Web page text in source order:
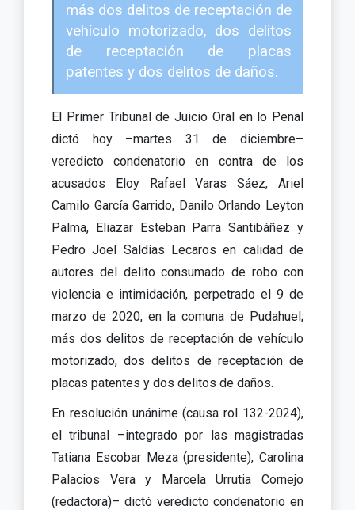
más dos delitos de receptación de
vehículo motorizado, dos delitos
de receptación de placas
patentes y dos delitos de daños.
El Primer Tribunal de Juicio Oral en lo Penal
dictó hoy –martes 31 de diciembre–
veredicto condenatorio en contra de los
acusados Eloy Rafael Varas Sáez, Ariel
Camilo García Garrido, Danilo Orlando Leyton
Palma, Eliazar Esteban Parra Santibáñez y
Pedro Joel Saldías Lecaros en calidad de
autores del delito consumado de robo con
violencia e intimidación, perpetrado el 9 de
marzo de 2020, en la comuna de Pudahuel;
más dos delitos de receptación de vehículo
motorizado, dos delitos de receptación de
placas patentes y dos delitos de daños.
En resolución unánime (causa rol 132-2024),
el tribunal –integrado por las magistradas
Tatiana Escobar Meza (presidente), Carolina
Palacios Vera y Marcela Urrutia Cornejo
(redactora)– dictó veredicto condenatorio en